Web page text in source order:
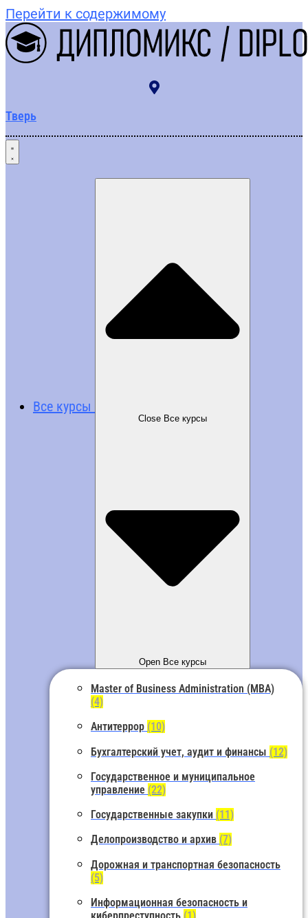
Перейти к содержимому
Тверь
Все курсы
Close Все курсы
Open Все курсы
Master of Business Administration (MBA)
(4)
Антитеррор (10)
Бухгалтерский учет, аудит и финансы (12)
Государственное и муниципальное
управление (22)
Государственные закупки (11)
Делопроизводство и архив (7)
Дорожная и транспортная безопасность
(5)
Информационная безопасность и